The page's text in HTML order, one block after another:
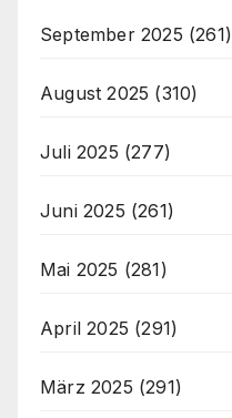
September 2025 (261)
August 2025 (310)
Juli 2025 (277)
Juni 2025 (261)
Mai 2025 (281)
April 2025 (291)
März 2025 (291)